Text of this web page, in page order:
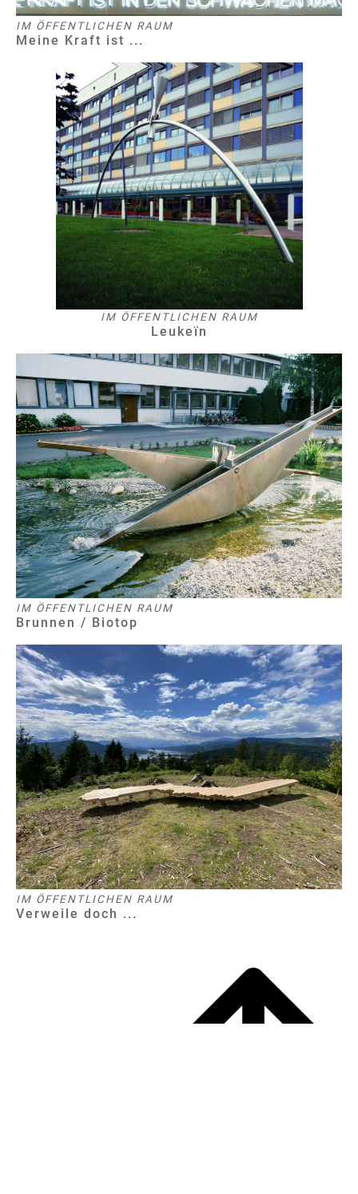
IM ÖFFENTLICHEN RAUM
Meine Kraft ist ...
IM ÖFFENTLICHEN RAUM
Leukeïn
IM ÖFFENTLICHEN RAUM
Brunnen / Biotop
IM ÖFFENTLICHEN RAUM
Verweile doch ...